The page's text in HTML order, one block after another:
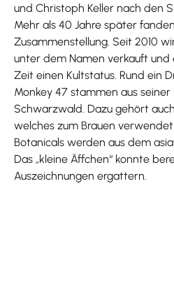
und Christoph Keller nach den
Mehr als 40 Jahre später
Zusammenstellung. Seit 2010
unter dem Namen verkauft
Zeit einen Kultstatus. Rund ein
Monkey 47 stammen aus
Schwarzwald. Dazu gehört
welches zum Brauen
Botanicals werden aus dem
Das „kleine Äffchen“ konnte
Auszeichnungen ergattern.